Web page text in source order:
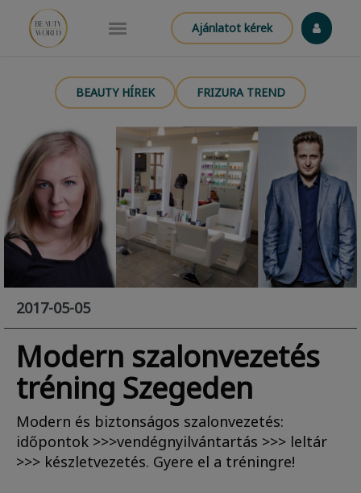
Ajánlatot kérek
BEAUTY HÍREK FRIZURA TREND
2017-05-05
Modern szalonvezetés
tréning Szegeden
Modern és biztonságos szalonvezetés:
időpontok >>>vendégnyilvántartás >>> leltár
>>> készletvezetés. Gyere el a tréningre!